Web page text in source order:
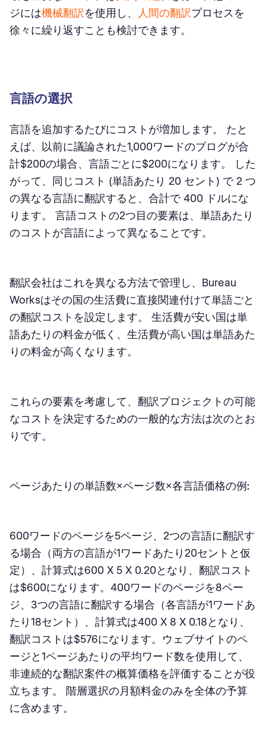
ジには機械翻訳を使用し、 人間の翻訳プロセスを
徐々に繰り返すことも検討できます。
言語の選択
言語を追加するたびにコストが増加します。 たと
えば、以前に議論された1,000ワードのブログが合
計$200の場合、言語ごとに$200になります。 した
がって、同じコスト (単語あたり 20 セント) で 2 つ
の異なる言語に翻訳すると、合計で 400 ドルにな
ります。 言語コストの2つ目の要素は、単語あたり
のコストが言語によって異なることです。
翻訳会社はこれを異なる方法で管理し、Bureau
Worksはその国の生活費に直接関連付けて単語ごと
の翻訳コストを設定します。 生活費が安い国は単
語あたりの料金が低く、生活費が高い国は単語あた
りの料金が高くなります。
これらの要素を考慮して、翻訳プロジェクトの可能
なコストを決定するための一般的な方法は次のとお
りです。
ページあたりの単語数×ページ数×各言語価格の例:
600ワードのページを5ページ、2つの言語に翻訳す
る場合（両方の言語が1ワードあたり20セントと仮
定）、計算式は600 X 5 X 0.20となり、翻訳コスト
は$600になります。400ワードのページを8ペー
ジ、3つの言語に翻訳する場合（各言語が1ワードあ
たり18セント）、計算式は400 X 8 X 0.18となり、
翻訳コストは$576になります。ウェブサイトのペ
ージと1ページあたりの平均ワード数を使用して、
非連続的な翻訳案件の概算価格を評価することが役
立ちます。 階層選択の月額料金のみを全体の予算
に含めます。